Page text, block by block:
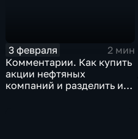
3 февраля
2 мин
Комментарии. Как купить
акции нефтяных
компаний и разделить их